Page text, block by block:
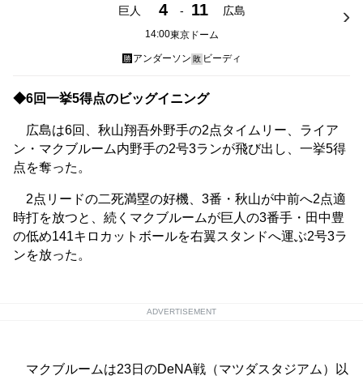
巨人 4 - 11 広島
14:00東京ドーム
勝 アンダーソン 敗 ビーディ
◆6回一挙5得点のビッグイニング
広島は6回、秋山翔吾外野手の2点タイムリー、ライア
ン・マクブルーム内野手の2号3ランが飛び出し、一挙5得
点を奪った。
2点リードの二死満塁の好機、3番・秋山が中前へ2点適
時打を放つと、続くマクブルームが巨人の3番手・田中豊
の低め141キロカットボールを右翼スタンドへ運ぶ2号3ラ
ンを放った。
ADVERTISEMENT
マクブルームは23日のDeNA戦（マツダスタジアム）以